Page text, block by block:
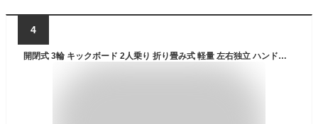
4
開閉式 3輪 キックボード 2人乗り 折り畳み式 軽量 左右独立 ハンドブレーキ ベル付 【 フロッグスクーター Lサイズ 】 子供 幼児 キッズ 大人 高齢者 運動 外遊び 遊び場 公園 フィットネス ダイエット ツーリング トレイル キックボード